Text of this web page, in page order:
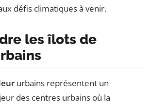
défis climatiques à venir.
les îlots de
urbains représentent un
des centres urbains où la